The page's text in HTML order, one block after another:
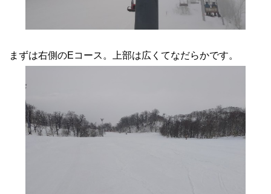
まずは右側のEコース。上部は広くてなだらかです。